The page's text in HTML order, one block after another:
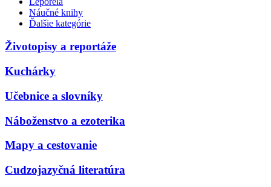
Náučné knihy
Ďalšie kategórie
Životopisy a reportáže
Kuchárky
Učebnice a slovníky
Náboženstvo a ezoterika
Mapy a cestovanie
Cudzojazyčná literatúra